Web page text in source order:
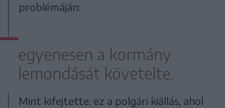
problémáján:
egyenesen a kormány
lemondását követelte.
Mint kifejtette: ez a polgári kiállás, ahol